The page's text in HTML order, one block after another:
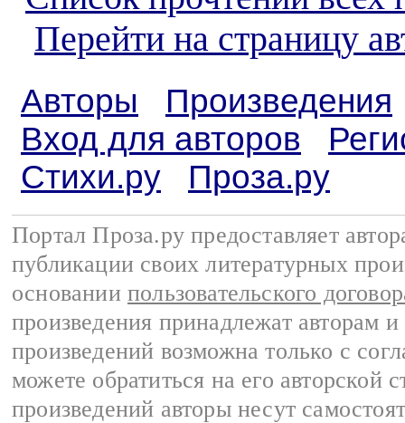
Перейти на страницу
Авторы
Произведения
Вход для авторов
Стихи.ру
Проза.ру
Портал Проза.ру предоставляет
публикации своих литературных
основании пользовательского
произведения принадлежат авторам
произведений возможна только с
можете обратиться на его авторской
произведений авторы несут